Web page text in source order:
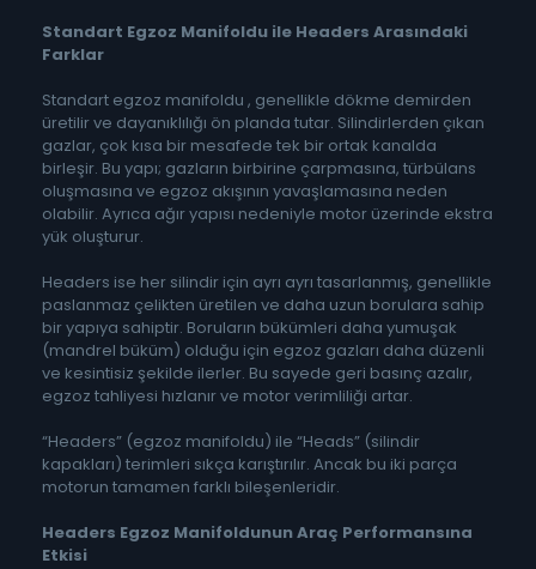
Standart Egzoz Manifoldu ile Headers Arasındaki
Farklar
Standart egzoz manifoldu , genellikle dökme demirden
üretilir ve dayanıklılığı ön planda tutar. Silindirlerden çıkan
gazlar, çok kısa bir mesafede tek bir ortak kanalda
birleşir. Bu yapı; gazların birbirine çarpmasına, türbülans
oluşmasına ve egzoz akışının yavaşlamasına neden
olabilir. Ayrıca ağır yapısı nedeniyle motor üzerinde ekstra
yük oluşturur.
Headers ise her silindir için ayrı ayrı tasarlanmış, genellikle
paslanmaz çelikten üretilen ve daha uzun borulara sahip
bir yapıya sahiptir. Boruların bükümleri daha yumuşak
(mandrel büküm) olduğu için egzoz gazları daha düzenli
ve kesintisiz şekilde ilerler. Bu sayede geri basınç azalır,
egzoz tahliyesi hızlanır ve motor verimliliği artar.
“Headers” (egzoz manifoldu) ile “Heads” (silindir
kapakları) terimleri sıkça karıştırılır. Ancak bu iki parça
motorun tamamen farklı bileşenleridir.
Headers Egzoz Manifoldunun Araç Performansına
Etkisi